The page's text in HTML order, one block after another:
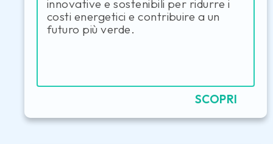
innovative e sostenibili per ridurre i
costi energetici e contribuire a un
futuro più verde.
SCOPRI